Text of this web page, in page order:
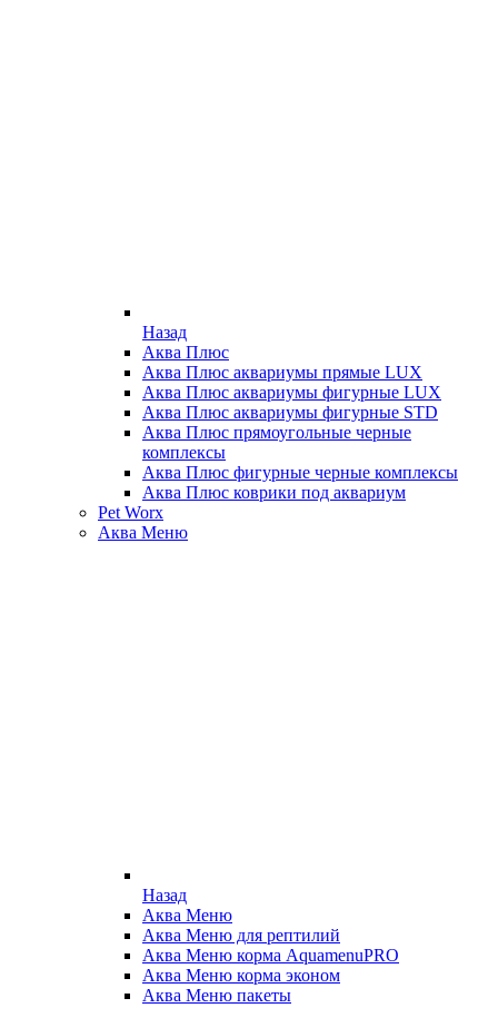
Назад
Аква Плюс
Аква Плюс аквариумы прямые LUX
Аква Плюс аквариумы фигурные LUX
Аква Плюс аквариумы фигурные STD
Аква Плюс прямоугольные черные
комплексы
Аква Плюс фигурные черные комплексы
Аква Плюс коврики под аквариум
Pet Worx
Аква Меню
Назад
Аква Меню
Аква Меню для рептилий
Аква Меню корма AquamenuPRO
Аква Меню корма эконом
Аква Меню пакеты